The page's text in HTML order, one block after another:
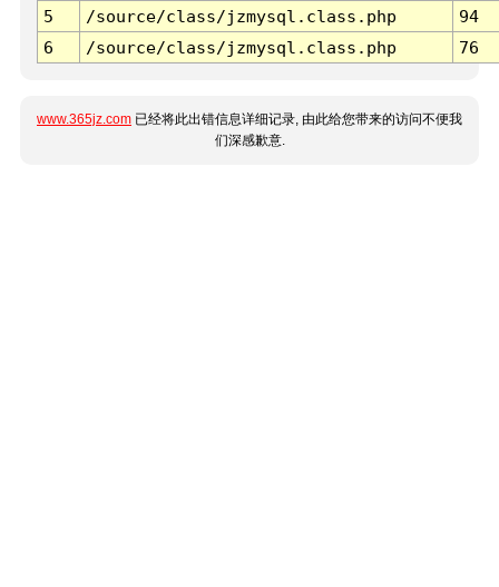
5
/source/class/jzmysql.class.php
94
6
/source/class/jzmysql.class.php 76
www.365jz.com 已经将此出错信息详细记录, 由此给您带来的访问不便我
们深感歉意.